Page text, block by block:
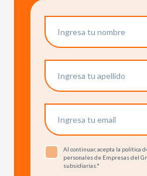
Al continuar, acepta la política
personales de Empresas del
subsidiarias.*